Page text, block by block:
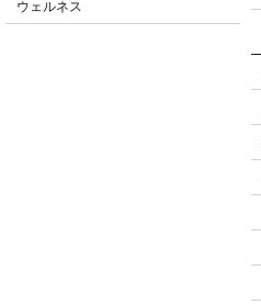
ウェルネス